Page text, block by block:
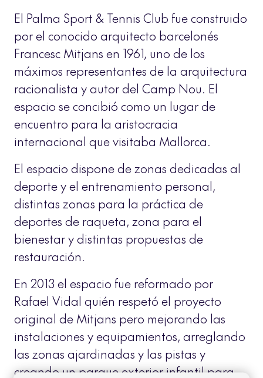
El Palma Sport & Tennis Club fue construido
por el conocido arquitecto barcelonés
Francesc Mitjans en 1961, uno de los
máximos representantes de la arquitectura
racionalista y autor del Camp Nou. El
espacio se concibió como un lugar de
encuentro para la aristocracia
internacional que visitaba Mallorca.
El espacio dispone de zonas dedicadas al
deporte y el entrenamiento personal,
distintas zonas para la práctica de
deportes de raqueta, zona para el
bienestar y distintas propuestas de
restauración.
En 2013 el espacio fue reformado por
Rafael Vidal quién respetó el proyecto
original de Mitjans pero mejorando las
instalaciones y equipamientos, arreglando
las zonas ajardinadas y las pistas y
creando un parque exterior infantil para